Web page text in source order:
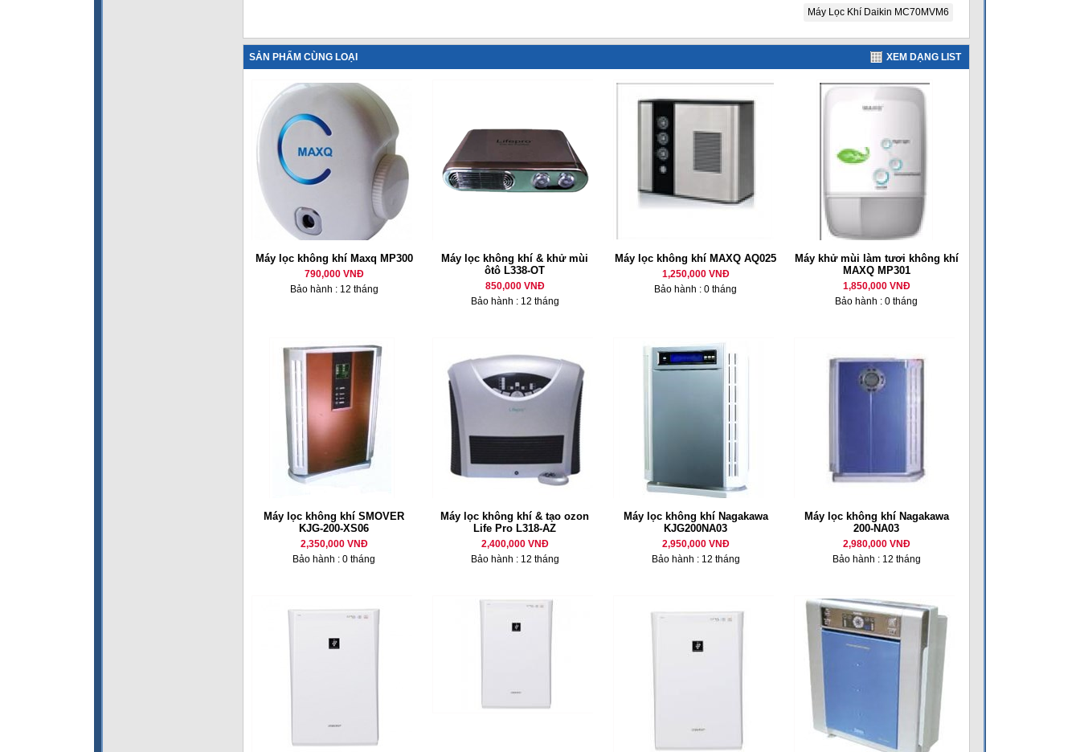
Máy Lọc Khí Daikin MC70MVM6
SẢN PHẨM CÙNG LOẠI XEM DẠNG LIST
Máy lọc không khí Maxq MP300
790,000 VNĐ
Bảo hành : 12 tháng
Máy lọc không khí & khử mùi
ôtô L338-OT
850,000 VNĐ
Bảo hành : 12 tháng
Máy lọc không khí MAXQ AQ025
1,250,000 VNĐ
Bảo hành : 0 tháng
Máy khử mùi làm tươi không khí
MAXQ MP301
1,850,000 VNĐ
Bảo hành : 0 tháng
Máy lọc không khí SMOVER
KJG-200-XS06
2,350,000 VNĐ
Bảo hành : 0 tháng
Máy lọc không khí & tạo ozon
Life Pro L318-AZ
2,400,000 VNĐ
Bảo hành : 12 tháng
Máy lọc không khí Nagakawa
KJG200NA03
2,950,000 VNĐ
Bảo hành : 12 tháng
Máy lọc không khí Nagakawa
200-NA03
2,980,000 VNĐ
Bảo hành : 12 tháng